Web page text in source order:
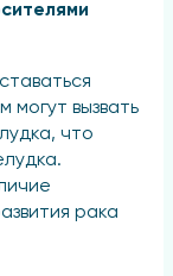
вызвать
что
рака